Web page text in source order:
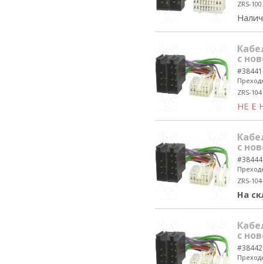
ZRS-
с
#38441
ZRS-104
НЕ Е
с
#38444
ZRS-
На
с
#38442